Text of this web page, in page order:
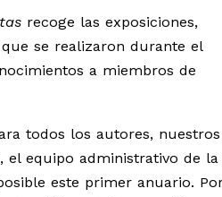
recoge las exposiciones,
se realizaron durante el
a miembros de
todos los autores, nuestros
el equipo administrativo de la
este primer anuario.